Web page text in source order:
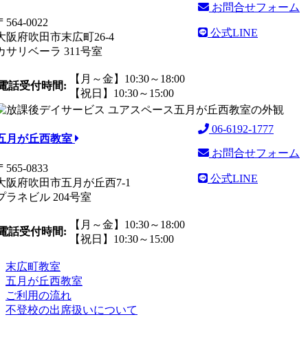
564-0022
阪府吹田市末広町26-4
サリベーラ 311号室
話受付時間:
【月～金】10:30～18:00
【祝日】10:30～15:00
お問合せフォーム
公式LINE
月が丘西教室
565-0833
阪府吹田市五月が丘西7-1
ラネビル 204号室
話受付時間:
【月～金】10:30～18:00
【祝日】10:30～15:00
06-6192-1777
お問合せフォーム
公式LINE
末広町教室
五月が丘西教室
ご利用の流れ
不登校の出席扱いについて